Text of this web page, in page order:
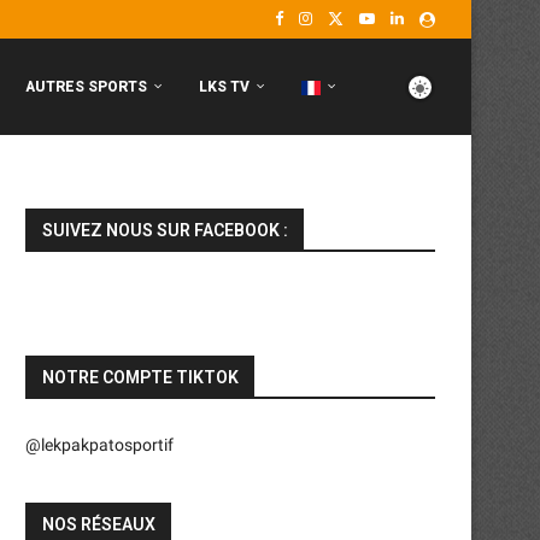
AUTRES SPORTS LKS TV
SUIVEZ NOUS SUR FACEBOOK :
NOTRE COMPTE TIKTOK
@lekpakpatosportif
NOS RÉSEAUX